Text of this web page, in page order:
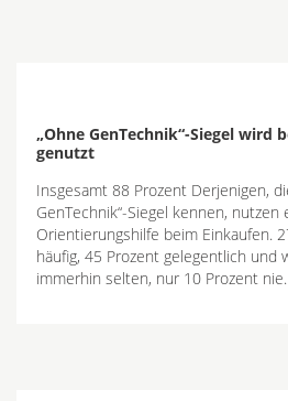
„Ohne GenTechnik“-Siegel wird
genutzt
Insgesamt 88 Prozent Derjenigen,
GenTechnik“-Siegel kennen, nutzen
Orientierungshilfe beim Einkaufen.
häufig, 45 Prozent gelegentlich und
immerhin selten, nur 10 Prozent nie.